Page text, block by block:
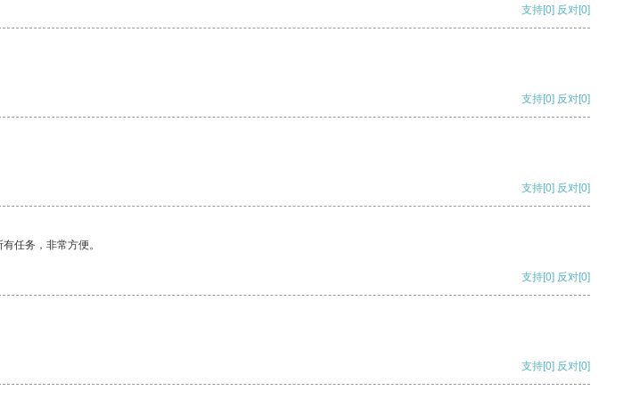
支持[0] 反对[0]
支持[0] 反对[0]
支持[0] 反对[0]
任务，非常方便。
支持[0] 反对[0]
支持[0] 反对[0]